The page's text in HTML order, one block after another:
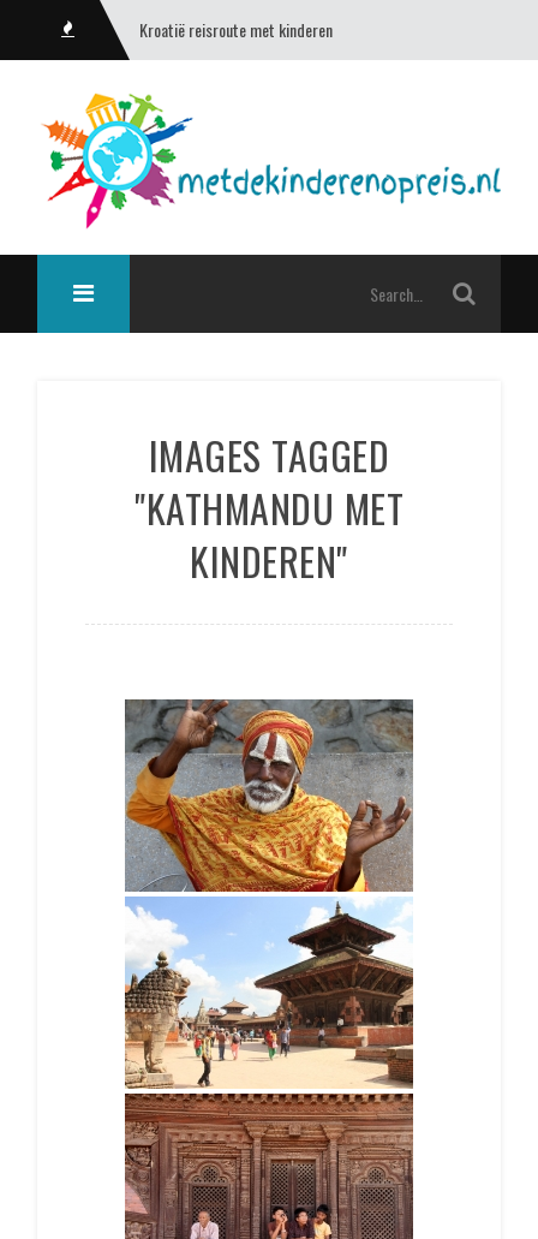
Kroatië reisroute met kinderen
IMAGES TAGGED
"KATHMANDU MET
KINDEREN"